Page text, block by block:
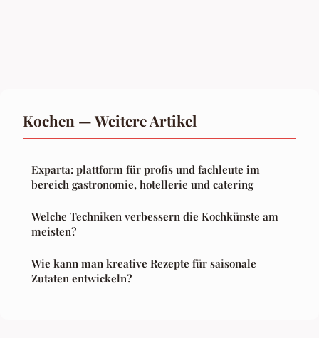
Kochen — Weitere Artikel
Exparta: plattform für profis und fachleute im
bereich gastronomie, hotellerie und catering
Welche Techniken verbessern die Kochkünste am
meisten?
Wie kann man kreative Rezepte für saisonale
Zutaten entwickeln?